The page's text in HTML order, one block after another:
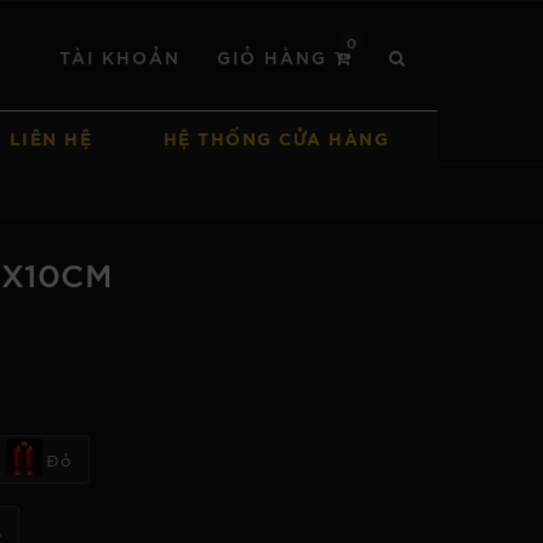
TÀI KHOẢN GIỎ HÀNG
0
LIÊN HỆ HỆ THỐNG CỬA HÀNG
Đỏ